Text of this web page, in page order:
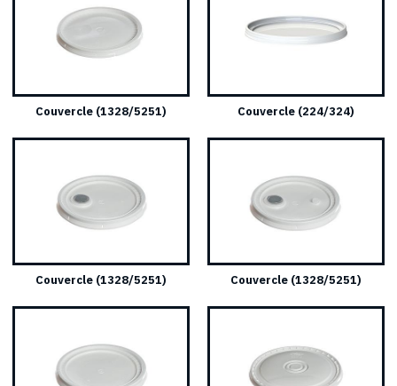
Couvercle (1328/5251) Couvercle (224/324)
Couvercle (1328/5251) Couvercle (1328/5251)